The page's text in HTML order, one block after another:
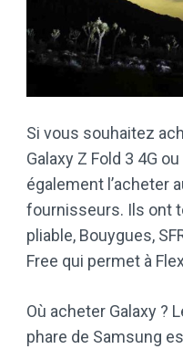
Si vous souhaitez
Galaxy Z Fold 3 4G
également l’acheter
fournisseurs. Ils ont
pliable, Bouygues,
Free qui permet à
Où acheter Galaxy ?
phare de Samsung